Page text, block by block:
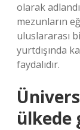
olarak
mezunların
uluslararası
yurtdışında
faydalıdır.
ülkede